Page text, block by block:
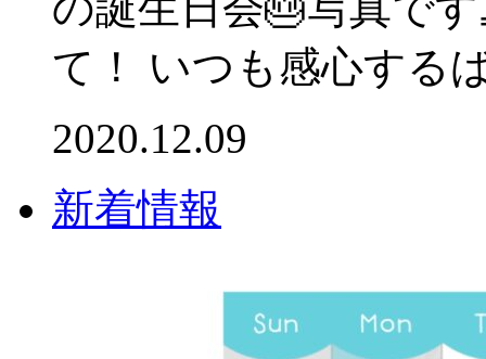
て！ いつも感心する
2020.12.09
新着情報